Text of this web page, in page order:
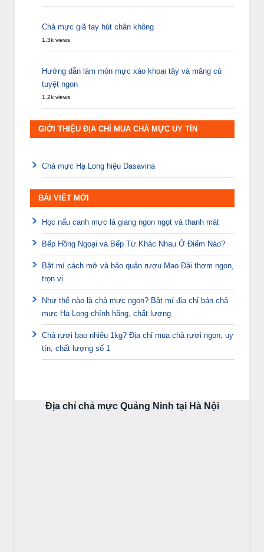
Chả mực giã tay hút chân không
1.3k views
Hướng dẫn làm món mực xào khoai tây và măng củ
tuyệt ngon
1.2k views
GIỚI THIỆU ĐỊA CHỈ MUA CHẢ MỰC UY TÍN
Chả mực Hạ Long hiệu Dasavina
BÀI VIẾT MỚI
Học nấu canh mực lá giang ngon ngọt và thanh mát
Bếp Hồng Ngoại và Bếp Từ Khác Nhau Ở Điểm Nào?
Bật mí cách mở và bảo quản rượu Mao Đài thơm ngon,
trọn vị
Như thế nào là chả mực ngon? Bật mí địa chỉ bán chả
mực Hạ Long chính hãng, chất lượng
Chả rươi bao nhiêu 1kg? Địa chỉ mua chả rươi ngon, uy
tín, chất lượng số 1
Địa chỉ chả mực Quảng Ninh tại Hà Nội